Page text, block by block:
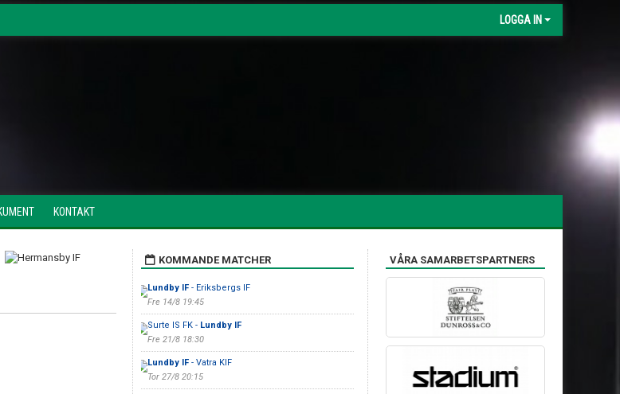
LOGGA IN
KONTAKT
KOMMANDE MATCHER
Lundby IF- Eriksbergs IF
Fre 14/8 19:45
Surte IS FK - Lundby IF
Fre 21/8 18:30
Lundby IF- Vatra KIF
Tor 27/8 20:15
VÅRA SAMARBETSPARTNERS